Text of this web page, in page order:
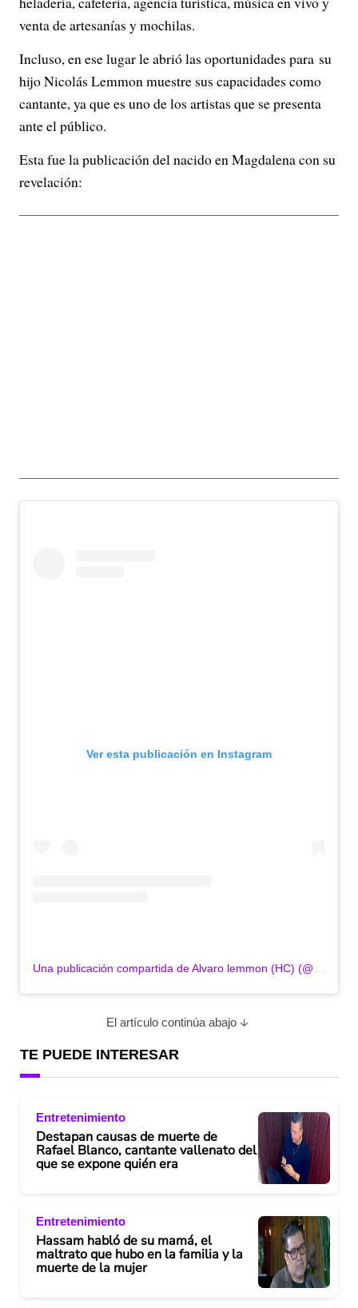
venta de artesanías y mochilas.
Incluso, en ese lugar le abrió las oportunidades para su
hijo Nicolás Lemmon muestre sus capacidades como
cantante, ya que es uno de los artistas que se presenta
ante el público.
Esta fue la publicación del nacido en Magdalena con su
revelación:
Ver esta publicación en Instagram
El artículo continúa abajo
TE PUEDE INTERESAR
Entretenimiento
Destapan causas de muerte de
Rafael Blanco, cantante vallenato del
que se expone quién era
Entretenimiento
Hassam habló de su mamá, el
maltrato que hubo en la familia y la
muerte de la mujer